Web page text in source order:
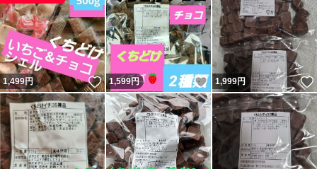
1,499円 いいね！
1,599円 いいね！
1,999円